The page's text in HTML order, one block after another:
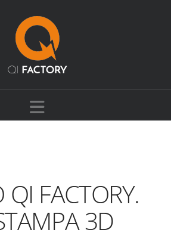
Navigation
QI FACTORY.
3D